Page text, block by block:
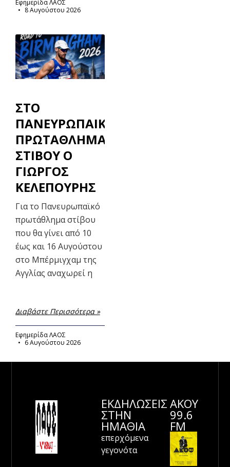
Εφημερίδα ΛΑΟΣ
8 Αυγούστου 2026
ΣΤΟ
ΠΑΝΕΥΡΩΠΑΙΚΟ
ΠΡΩΤΑΘΛΗΜΑ
ΣΤΙΒΟΥ Ο
ΓΙΩΡΓΟΣ
ΚΕΛΕΠΟΥΡΗΣ
Για το Πανευρωπαϊκό
πρωτάθλημα στίβου
που θα γίνει από 10
έως και 16 Αυγούστου
στο Μπέρμιγχαμ της
Αγγλίας αναχωρεί η
Διαβάστε Περισσότερα »
Εφημερίδα ΛΑΟΣ
6 Αυγούστου 2026
ΕΚΔΗΛΩΣΕΙΣ
ΣΤΗΝ
ΗΜΑΘΊΑ
επερχόμενα
γεγονότα
ΑΚΟΥ
99.6
FM